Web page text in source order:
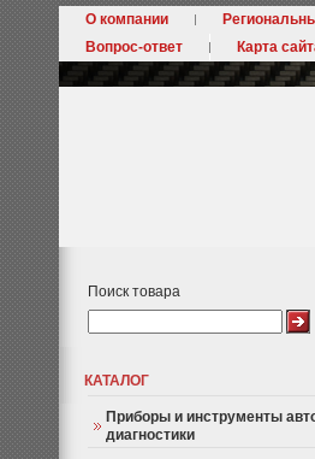
О компании
Вопрос-ответ
Карта
Поиск товара
КАТАЛОГ
Приборы и инструменты
диагностики